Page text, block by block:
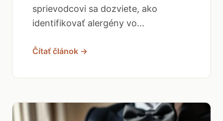
sprievodcovi sa dozviete, ako
identifikovať alergény vo...
Čítať článok →